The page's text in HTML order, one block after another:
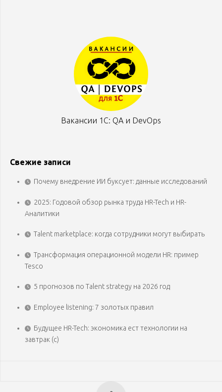
Вакансии 1С: QA и DevOps
Свежие записи
Почему внедрение ИИ буксует: данные исследований
2025: Годовой обзор рынка труда HR-Tech и HR-
Аналитики
Talent marketplace: когда сотрудники могут выбирать
Трансформация операционной модели HR: пример
Tesco
5 прогнозов по Talent strategy на 2026 год
Employee listening: 7 золотых правил
Будущее HR-Tech: экономика ест технологии на
завтрак (с)